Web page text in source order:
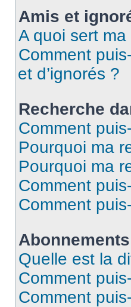
Amis et
A quoi sert ma
Comment
et d’ignorés ?
Recherche
Comment
Pourquoi ma
Pourquoi ma
Comment
Comment
Quelle est la
Comment
Comment